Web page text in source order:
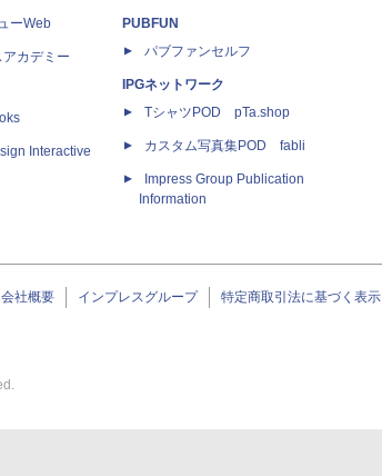
ーWeb
アカデミー
Interactive
PUBFUN
パブファンセルフ
IPGネットワーク
TシャツPOD pTa.shop
カスタム写真集POD fabli
Impress Group Publication
Information
会社概要 インプレスグループ 特定商取引法に基づく表示